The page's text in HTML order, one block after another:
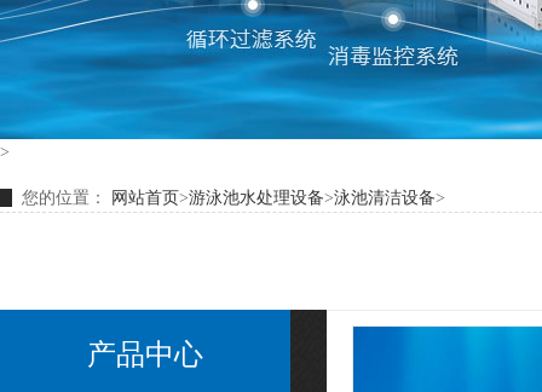
>
您的位置： 网站首页>游泳池水处理设备>泳池清洁设备>
产品中心